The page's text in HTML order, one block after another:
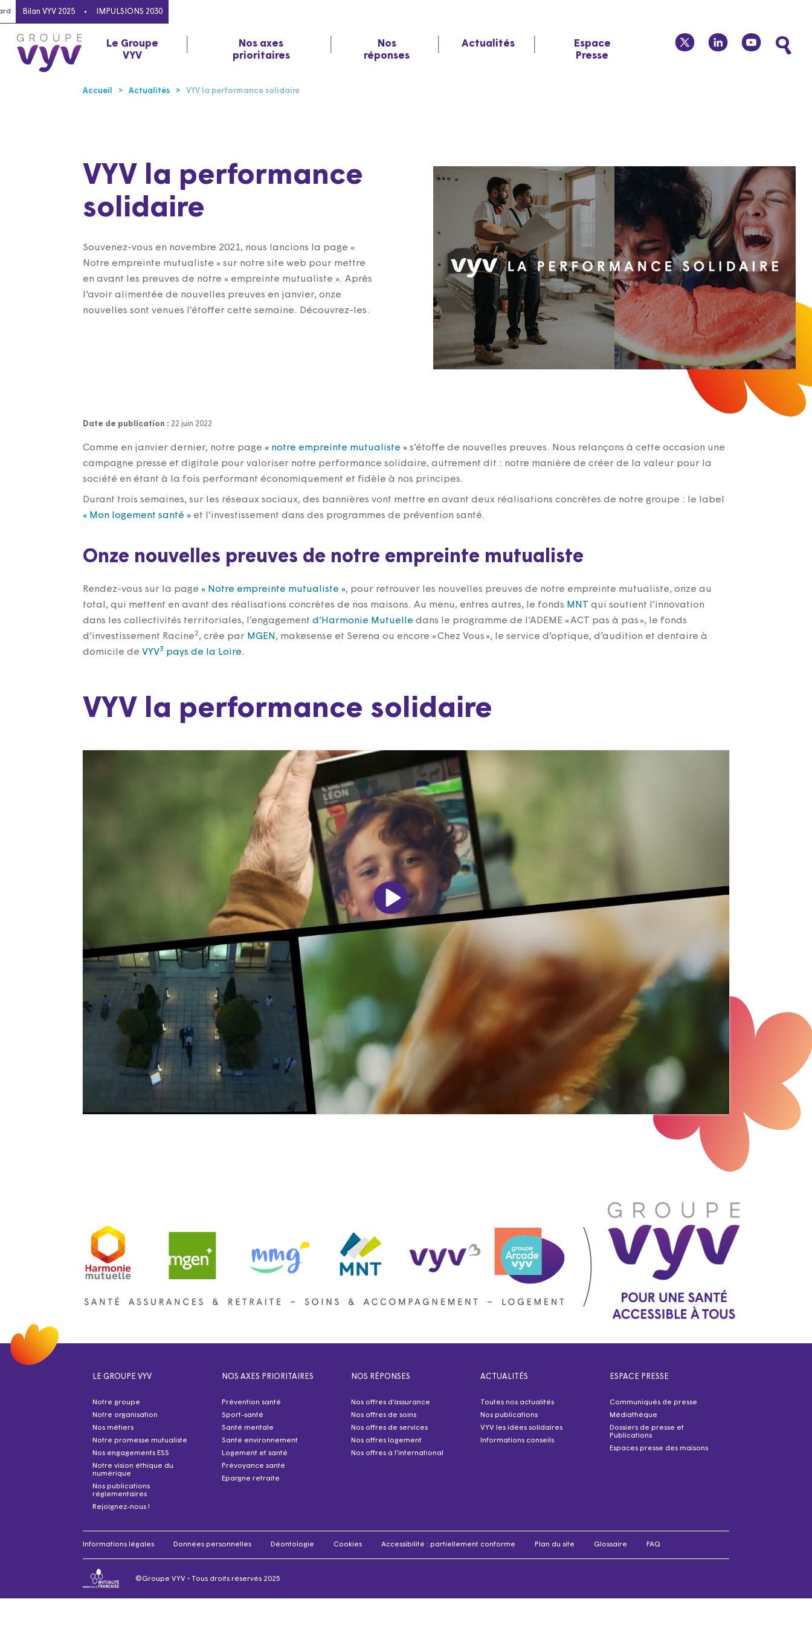
Bilan VYV 2025 IMPULSIONS 2030
Le Groupe
VYV
Nos axes
prioritaires
Nos
réponses
Actualités
Espace
Presse
twitter linkedin youtube
Accueil Actualités VYV la performance solidaire
VYV la performance
solidaire
Souvenez-vous en novembre 2021, nous lancions la page «
Notre empreinte mutualiste » sur notre site web pour mettre
en avant les preuves de notre « empreinte mutualiste ». Après
l’avoir alimentée de nouvelles preuves en janvier, onze
nouvelles sont venues l’étoffer cette semaine. Découvrez-les.
Date de publication : 22 juin 2022
Comme en janvier dernier, notre page « notre empreinte mutualiste » s’étoffe de nouvelles preuves. Nous relançons à cette occasion une
campagne presse et digitale pour valoriser notre performance solidaire, autrement dit : notre manière de créer de la valeur pour la
société en étant à la fois performant économiquement et fidèle à nos principes.
Durant trois semaines, sur les réseaux sociaux, des bannières vont mettre en avant deux réalisations concrètes de notre groupe : le label
« Mon logement santé » et l’investissement dans des programmes de prévention santé.
Onze nouvelles preuves de notre empreinte mutualiste
Rendez-vous sur la page « Notre empreinte mutualiste », pour retrouver les nouvelles preuves de notre empreinte mutualiste, onze au
total, qui mettent en avant des réalisations concrètes de nos maisons. Au menu, entres autres, le fonds MNT qui soutient l’innovation
dans les collectivités territoriales, l’engagement d’Harmonie Mutuelle dans le programme de l’ADEME « ACT pas à pas », le fonds
d’investissement Racine2, crée par MGEN, makesense et Serena ou encore « Chez Vous », le service d’optique, d’audition et dentaire à
domicile de VYV3 pays de la Loire.
VYV la performance solidaire
LE GROUPE VYV
Notre groupe
Notre organisation
Nos métiers
Notre promesse mutualiste
Nos engagements ESS
Notre vision éthique du
numérique
Nos publications
réglementaires
Rejoignez-nous !
NOS AXES PRIORITAIRES
Prévention santé
Sport-santé
Santé mentale
Santé environnement
Logement et santé
Prévoyance santé
Epargne retraite
NOS RÉPONSES
Nos offres d’assurance
Nos offres de soins
Nos offres de services
Nos offres logement
Nos offres à l’international
ACTUALITÉS
Toutes nos actualités
Nos publications
VYV les idées solidaires
Informations conseils
ESPACE PRESSE
Communiqués de presse
Médiathèque
Dossiers de presse et
Publications
Espaces presse des maisons
Informations légales Données personnelles Déontologie Cookies Accessibilité : partiellement conforme Plan du site Glossaire FAQ
©Groupe VYV • Tous droits réservés 2025